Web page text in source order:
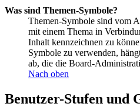
Was sind Themen-Symbole?
Themen-Symbole sind vom
mit einem Thema in
Inhalt kennzeichnen zu
Symbole zu verwenden,
ab, die die Board-
Nach oben
Benutzer-Stufen und